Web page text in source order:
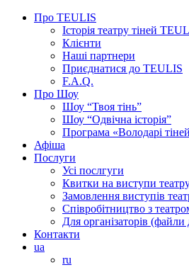
Про TEULIS
Історія театру тіней
Клієнти
Наші партнери
Приєднатися до TEULIS
F.A.Q.
Про Шоу
Шоу “Твоя тінь”
Шоу “Одвічна історія”
Програма «Володарі
Афіша
Послуги
Усі послгуги
Квитки на виступи
Замовлення виступів
Співробітництво з
Для організаторів
Контакти
ua
ru